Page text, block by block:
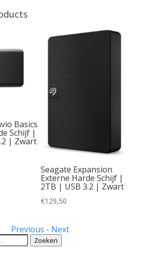
Basics
Schijf |
| Zwart
Seagate Expansion
Externe Harde Schijf |
2TB | USB 3.2 | Zwart
€129,50
Previous - Next
Zoeken